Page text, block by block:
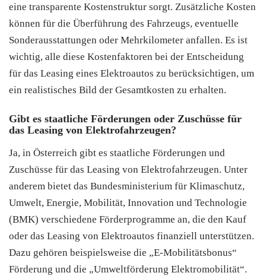
eine transparente Kostenstruktur sorgt. Zusätzliche Kosten
können für die Überführung des Fahrzeugs, eventuelle
Sonderausstattungen oder Mehrkilometer anfallen. Es ist
wichtig, alle diese Kostenfaktoren bei der Entscheidung
für das Leasing eines Elektroautos zu berücksichtigen, um
ein realistisches Bild der Gesamtkosten zu erhalten.
Gibt es staatliche Förderungen oder Zuschüsse für
das Leasing von Elektrofahrzeugen?
Ja, in Österreich gibt es staatliche Förderungen und
Zuschüsse für das Leasing von Elektrofahrzeugen. Unter
anderem bietet das Bundesministerium für Klimaschutz,
Umwelt, Energie, Mobilität, Innovation und Technologie
(BMK) verschiedene Förderprogramme an, die den Kauf
oder das Leasing von Elektroautos finanziell unterstützen.
Dazu gehören beispielsweise die „E-Mobilitätsbonus“
Förderung und die „Umweltförderung Elektromobilität“.